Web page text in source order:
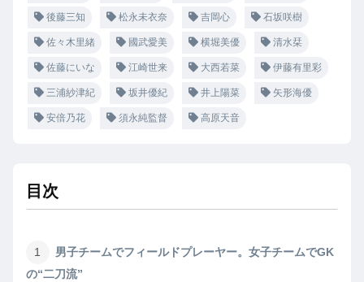
後藤三知 松永未衣奈 吉岡心 石坂咲樹
佐々木里緒 國武愛美 横堀美優 清水栞
佐藤にいな 江崎世来 大西若菜 伊藤有里彩
三浦紗津紀 坂井優紀 井上陽菜 矢形海優
安倍乃花 須永純監督 高原天音
目次
男子チームでフィールドプレーヤー。女子チームでGK
の“二刀流”